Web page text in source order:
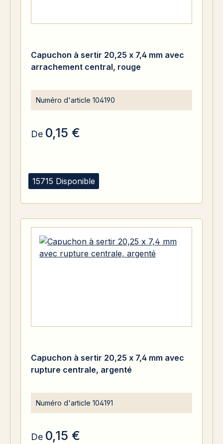
15715 Disponible
Capuchon à sertir 20,25 x 7,4 mm avec
arrachement central, rouge
Numéro d'article 104190
De 0,15 €
Capuchon à sertir 20,25 x 7,4 mm avec
rupture centrale, argenté
Numéro d'article 104191
De 0,15 €